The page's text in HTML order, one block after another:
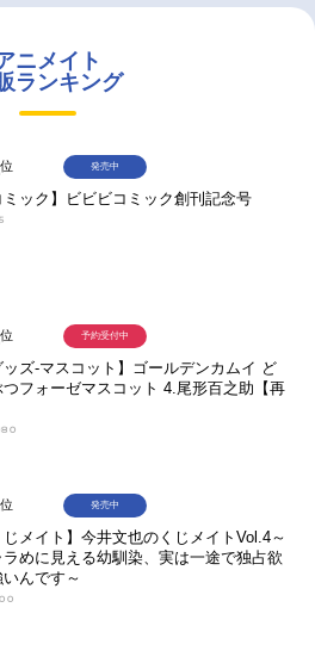
ニメイト
ランキング
位
ミック】ビビビコミック創刊記念号
発売中
位
ッズ-マスコット】ゴールデンカムイ ど
つフォーゼマスコット 4.尾形百之助【再
予約受付中
位
じメイト】今井文也のくじメイトVol.4～
ラめに見える幼馴染、実は一途で独占欲
んです～
発売中